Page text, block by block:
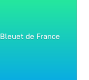
Bleuet de France